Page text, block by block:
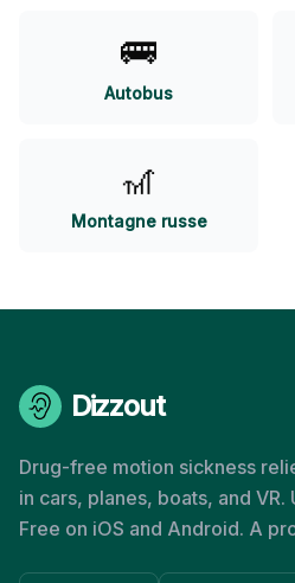
🚌
Autobus
🎢
Montagne russe
Dizzout
Drug-free motion sickness
in cars, planes, boats, and
Free on iOS and Android. A